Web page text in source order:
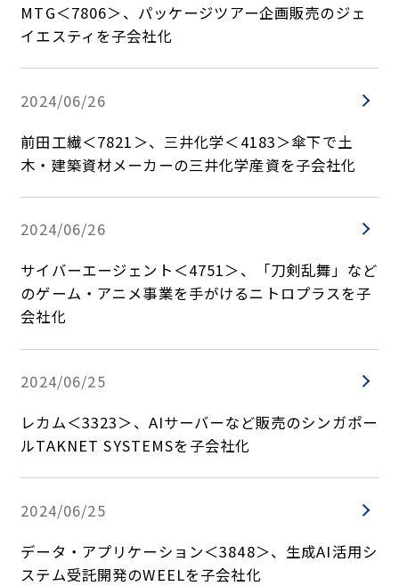
MTG＜7806＞、パッケージツアー企画販売のジェ
イエスティを子会社化
2024/06/26
前田工繊＜7821＞、三井化学＜4183＞傘下で土
木・建築資材メーカーの三井化学産資を子会社化
2024/06/26
サイバーエージェント＜4751＞、「刀剣乱舞」など
のゲーム・アニメ事業を手がけるニトロプラスを子
会社化
2024/06/25
レカム＜3323＞、AIサーバーなど販売のシンガポー
ルTAKNET SYSTEMSを子会社化
2024/06/25
データ・アプリケーション＜3848＞、生成AI活用シ
ステム受託開発のWEELを子会社化